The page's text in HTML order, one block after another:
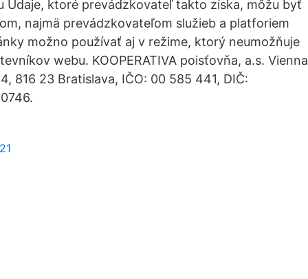
Údaje, ktoré prevádzkovateľ takto získa, môžu byť
najmä prevádzkovateľom služieb a platforiem
možno používať aj v režime, ktorý neumožňuje
webu. KOOPERATIVA poisťovňa, a.s. Vienna
816 23 Bratislava, IČO: 00 585 441, DIČ: